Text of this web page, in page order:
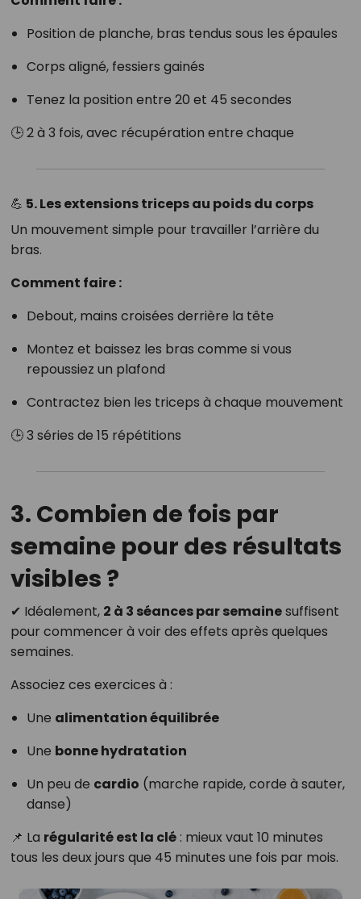
Position de planche, bras tendus sous les épaules
Corps aligné, fessiers gainés
Tenez la position entre 20 et 45 secondes
🕒 2 à 3 fois, avec récupération entre chaque
💪 5. Les extensions triceps au poids du corps
Un mouvement simple pour travailler l’arrière du
bras.
Comment faire :
Debout, mains croisées derrière la tête
Montez et baissez les bras comme si vous
repoussiez un plafond
Contractez bien les triceps à chaque mouvement
🕒 3 séries de 15 répétitions
3. Combien de fois par
semaine pour des résultats
visibles ?
✔ Idéalement, 2 à 3 séances par semainesuffisent
pour commencer à voir des effets après quelques
semaines.
Associez ces exercices à :
Une alimentation équilibrée
Une bonne hydratation
Un peu de cardio (marche rapide, corde à sauter,
danse)
📌 La régularité est la clé: mieux vaut 10 minutes
tous les deux jours que 45 minutes une fois par mois.